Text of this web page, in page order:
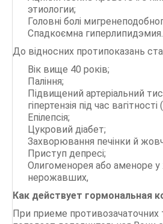
этиологии;
Головні болі
Спадкоємна гиперлипидэмия.
До відносних протипоказань
Вік вище 40 років;
Паління;
Підвищений артеріальний
гіпертензія під час
Епілепсія;
Цукровий діабет;
Захворювання печінки й
Приступ депресі;
Олигоменорея або аменоре
нерожавших,
Как действует гормональная
При приеме противозачаточних